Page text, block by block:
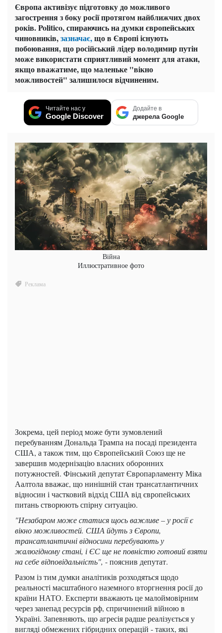
Європа активізує підготовку до можливого
загострення з боку росії протягом найближчих двох
років. Politico, спираючись на думки європейських
чиновників,зазначає,що в Європі існують
побоювання, що російський лідер володимир путін
може використати сприятливий момент для атаки,
якщо вважатиме, що маленьке "вікно
можливостей" залишилося відчиненим.
Читайте нас у
Google Discover
Додайте в
джерела Google
Війна
Иллюстративное фото
Зокрема, цей період може бути зумовлений
перебуванням Дональда Трампа на посаді президента
США, а також тим, що Європейський Союз ще не
завершив модернізацію власних оборонних
потужностей. Фінський депутат Європарламенту Міка
Аалтола вважає, що нинішній стан трансатлантичних
відносин і частковий відхід США від європейських
питань створюють спірну ситуацію.
"Незабаром може статися щось важливе – у росії є
вікно можливостей. США йдуть з Європи,
трансатлантичні відносини перебувають у
жалюгідному стані, і ЄС ще не повністю готовий взяти
на себе відповідальність", - пояснив депутат.
Разом із тим думки аналітиків розходяться щодо
реальності масштабного наземного вторгнення росії до
країни НАТО. Експерти вважають це малоймовірним
через занепад ресурсів рф, спричинений війною в
Україні. Запевняють, що агресія радше реалізується у
вигляді обмежених гібридних операцій - таких, які